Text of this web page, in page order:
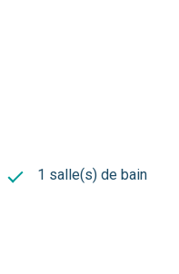
1 salle(s) de bain